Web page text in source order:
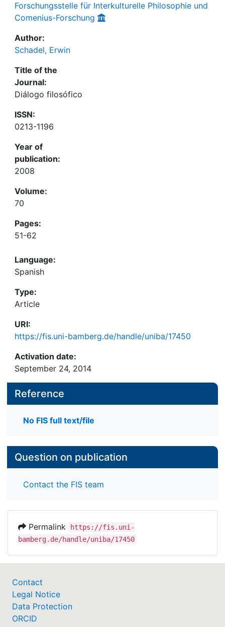
Forschungsstelle für Interkulturelle Philosophie und
Comenius-Forschung
Author:
Schadel, Erwin
Title of the
Journal:
Diálogo filosófico
ISSN:
0213-1196
Year of
publication:
2008
Volume:
70
Pages:
51-62
Language:
Spanish
Type:
Article
URI:
https://fis.uni-bamberg.de/handle/uniba/17450
Activation date:
September 24, 2014
Reference
No FIS full text/file
Question on publication
Contact the FIS team
Permalink
https://fis.uni-
bamberg.de/handle/uniba/17450
Contact
Legal Notice
Data Protection
ORCID